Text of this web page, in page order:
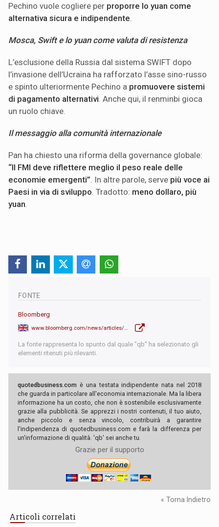
Pechino vuole cogliere per proporre lo yuan come
alternativa sicura e indipendente
Mosca, Swift e lo yuan come valuta di resistenza
L’esclusione della Russia dal sistema SWIFT dopo
l’invasione dell’Ucraina ha rafforzato l’asse sino-russo
e spinto ulteriormente Pechino a promuovere sistemi
di pagamento alternativi . Anche qui, il renminbi gioca
un ruolo chiave.
Il messaggio alla comunità internazionale
Pan ha chiesto una riforma della governance globale:
“Il FMI deve riflettere meglio il peso reale delle
economie emergenti” . In altre parole, serve più voce ai
Paesi in via di sviluppo . Tradotto: meno dollaro, più
yuan
FONTE
Bloomberg
La fonte rappresenta lo spunto dal quale "qb" ha selezionato gli
elementi ritenuti più rilevanti.
quotedbusiness.com è una testata indipendente nata nel 2018
che guarda in particolare all'economia internazionale. Ma la libera
informazione ha un costo, che non è sostenibile esclusivamente
grazie alla pubblicità. Se apprezzi i nostri contenuti, il tuo aiuto,
anche piccolo e senza vincolo, contribuirà a garantire
l'indipendenza di quotedbusiness.com e farà la differenza per
un'informazione di qualità. 'qb' sei anche tu.
Grazie per il supporto
« Torna Indietro
Articoli correlati